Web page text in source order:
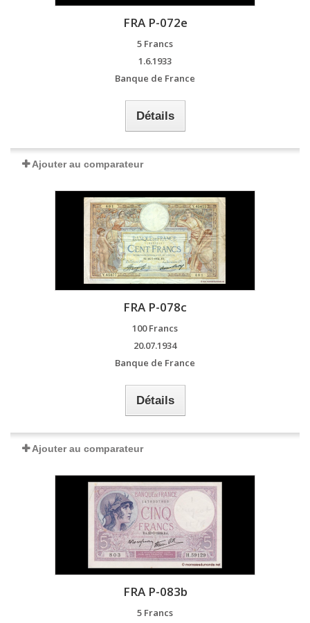
FRA P-072e
5 Francs
1.6.1933
Banque de France
Détails
Ajouter au comparateur
FRA P-078c
100 Francs
20.07.1934
Banque de France
Détails
Ajouter au comparateur
FRA P-083b
5 Francs